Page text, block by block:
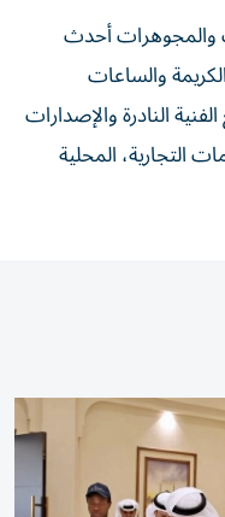
أحدث
والساعات
النادرة والإصدارات
التجارية، المحلية